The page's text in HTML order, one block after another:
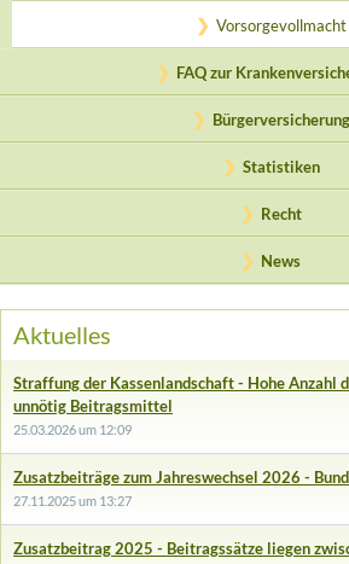
Vorsorgevollmacht
FAQ zur
Bürgerversicherung
Statistiken
Recht
News
Aktuelles
Straffung der Kassenlandschaft - Hohe Anzahl
unnötig Beitragsmittel
25.03.2026 um 12:09
Zusatzbeiträge zum Jahreswechsel 2026 -
27.11.2025 um 13:27
Zusatzbeitrag 2025 - Beitragssätze liegen